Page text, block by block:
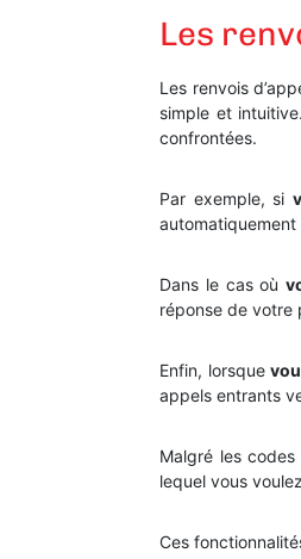
Les
Les renvois
simple et
confrontées.
Par exemple, si
Dans le cas où
réponse de votre
Enfin, lorsque
appels entrants
Malgré les
lequel vous
Ces